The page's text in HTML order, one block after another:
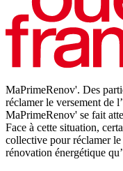
MaPrimeRenov'. Des
réclamer le versement de
MaPrimeRenov' se fait
Face à cette situation,
collective pour réclamer
rénovation énergétique